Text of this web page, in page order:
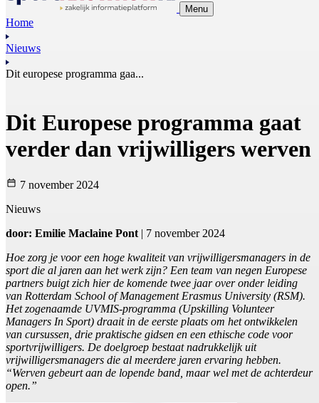
Menu
Home
Nieuws
Dit europese programma gaa...
Dit Europese programma gaat
verder dan vrijwilligers werven
7 november 2024
Nieuws
door: Emilie Maclaine Pont| 7 november 2024
Hoe zorg je voor een hoge kwaliteit van vrijwilligersmanagers in de
sport die al jaren aan het werk zijn? Een team van negen Europese
partners buigt zich hier de komende twee jaar over onder leiding
van Rotterdam School of Management Erasmus University (RSM).
Het zogenaamde UVMIS-programma (Upskilling Volunteer
Managers In Sport) draait in de eerste plaats om het ontwikkelen
van cursussen, drie praktische gidsen en een ethische code voor
sportvrijwilligers. De doelgroep bestaat nadrukkelijk uit
vrijwilligersmanagers die al meerdere jaren ervaring hebben.
“Werven gebeurt aan de lopende band, maar wel met de achterdeur
open.”